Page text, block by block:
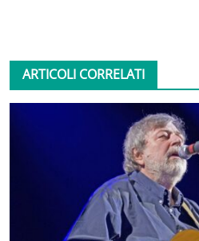
ARTICOLI CORRELATI